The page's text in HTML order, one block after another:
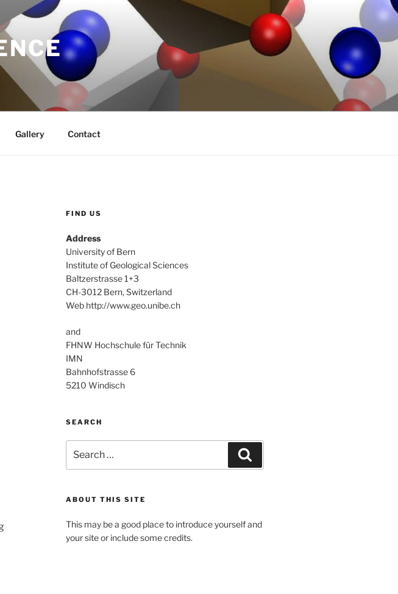
Gallery Contact
FIND US
Address
University of Bern
Institute of Geological Sciences
Baltzerstrasse 1+3
CH-3012 Bern, Switzerland
Web http://www.geo.unibe.ch
and
FHNW Hochschule für Technik
IMN
Bahnhofstrasse 6
5210 Windisch
SEARCH
for:
ABOUT THIS SITE
This may be a good place to introduce yourself and
your site or include some credits.